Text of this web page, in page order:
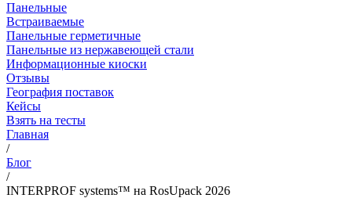
Панельные
Встраиваемые
Панельные герметичные
Панельные из нержавеющей стали
Информационные киоски
Отзывы
География поставок
Кейсы
Взять на тесты
Главная
/
Блог
/
INTERPROF systems™ на RosUpack 2026